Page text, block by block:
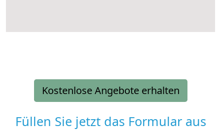
Kostenlose Angebote erhalten
Füllen Sie jetzt das Formular aus